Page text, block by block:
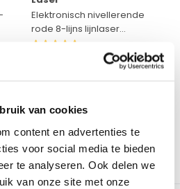
van cookies
content en advertenties te
voor social media te bieden
te analyseren. Ook delen we
van onze site met onze
Elektronisch nivellerende
rode 8-lijns lijnlaser...
Vergelijk
Op voorraad
€ 603,79Incl. btw
Bekijken